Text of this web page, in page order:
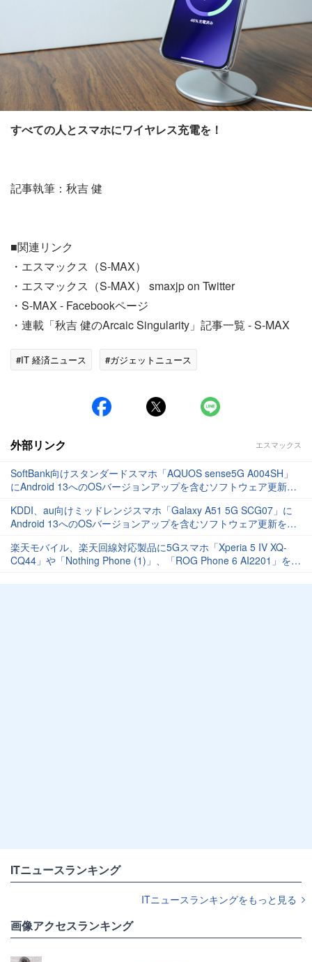
すべての人とスマホにワイヤレス充電を！
記事執筆：秋吉 健
■関連リンク
・エスマックス（S-MAX）
・エスマックス（S-MAX） smaxjp on Twitter
・S-MAX - Facebookページ
・連載「秋吉 健のArcaic Singularity」記事一覧 - S-MAX
#IT 経済ニュース #ガジェットニュース
外部リンク エスマックス
SoftBank向けスタンダードスマホ「AQUOS sense5G A004SH」
にAndroid 13へのOSバージョンアップを含むソフトウェア更新が
KDDI、au向けミッドレンジスマホ「Galaxy A51 5G SCG07」に
Android 13へのOSバージョンアップを含むソフトウェア更新を提
楽天モバイル、楽天回線対応製品に5Gスマホ「Xperia 5 IV XQ-
CQ44」や「Nothing Phone (1)」、「ROG Phone 6 AI2201」を追
ITニュースランキング
ITニュースランキングをもっと見る
画像アクセスランキング